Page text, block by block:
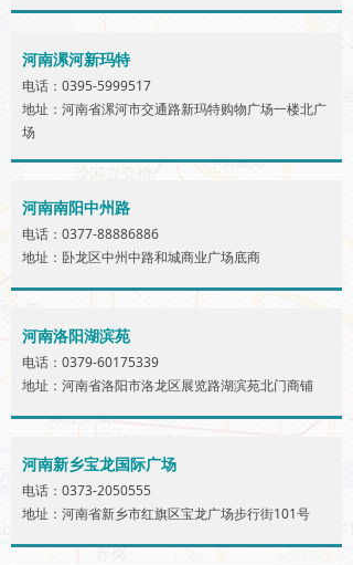
河南漯河新玛特
电话：0395-5999517
地址：河南省漯河市交通路新玛特购物广场一楼北广
场
河南南阳中州路
电话：0377-88886886
地址：卧龙区中州中路和城商业广场底商
河南洛阳湖滨苑
电话：0379-60175339
地址：河南省洛阳市洛龙区展览路湖滨苑北门商铺
河南新乡宝龙国际广场
电话：0373-2050555
地址：河南省新乡市红旗区宝龙广场步行街101号